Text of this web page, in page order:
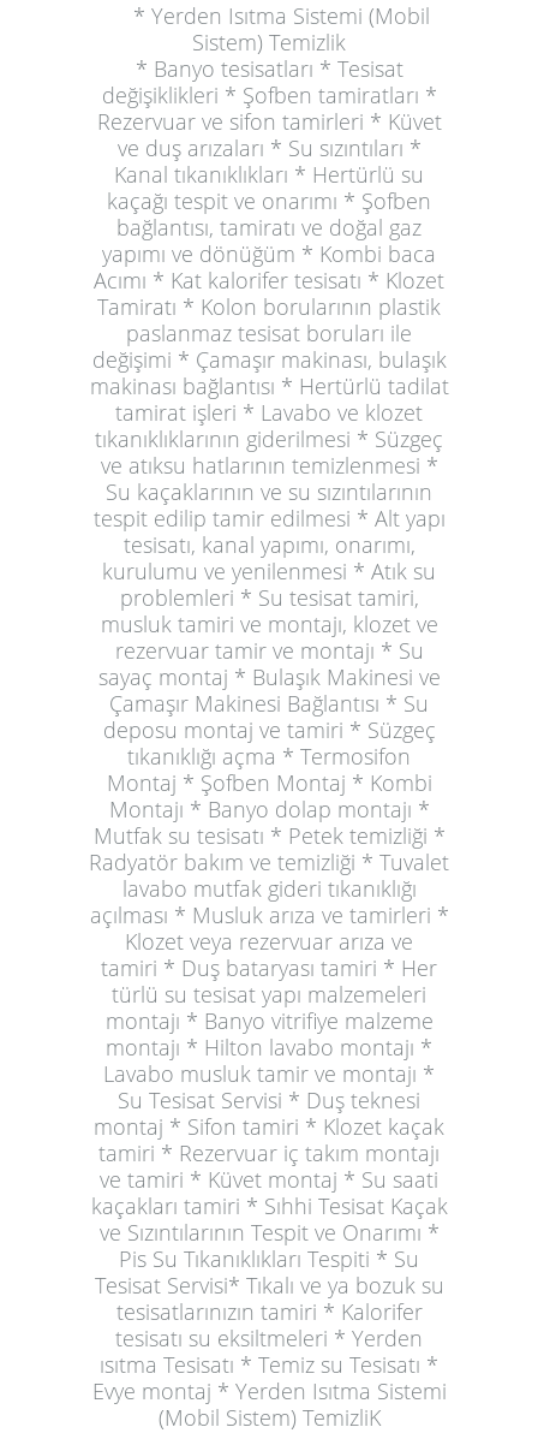
* Yerden Isıtma Sistemi (Mobil
Sistem) Temizlik
* Banyo tesisatları * Tesisat
değişiklikleri * Şofben tamiratları *
Rezervuar ve sifon tamirleri * Küvet
ve duş arızaları * Su sızıntıları *
Kanal tıkanıklıkları * Hertürlü su
kaçağı tespit ve onarımı * Şofben
bağlantısı, tamiratı ve doğal gaz
yapımı ve dönüğüm * Kombi baca
Acımı * Kat kalorifer tesisatı * Klozet
Tamiratı * Kolon borularının plastik
paslanmaz tesisat boruları ile
değişimi * Çamaşır makinası, bulaşık
makinası bağlantısı * Hertürlü tadilat
tamirat işleri * Lavabo ve klozet
tıkanıklıklarının giderilmesi * Süzgeç
ve atıksu hatlarının temizlenmesi *
Su kaçaklarının ve su sızıntılarının
tespit edilip tamir edilmesi * Alt yapı
tesisatı, kanal yapımı, onarımı,
kurulumu ve yenilenmesi * Atık su
problemleri * Su tesisat tamiri,
musluk tamiri ve montajı, klozet ve
rezervuar tamir ve montajı * Su
sayaç montaj * Bulaşık Makinesi ve
Çamaşır Makinesi Bağlantısı * Su
deposu montaj ve tamiri * Süzgeç
tıkanıklığı açma * Termosifon
Montaj * Şofben Montaj * Kombi
Montajı * Banyo dolap montajı *
Mutfak su tesisatı * Petek temizliği *
Radyatör bakım ve temizliği * Tuvalet
lavabo mutfak gideri tıkanıklığı
açılması * Musluk arıza ve tamirleri *
Klozet veya rezervuar arıza ve
tamiri * Duş bataryası tamiri * Her
türlü su tesisat yapı malzemeleri
montajı * Banyo vitrifiye malzeme
montajı * Hilton lavabo montajı *
Lavabo musluk tamir ve montajı *
Su Tesisat Servisi * Duş teknesi
montaj * Sifon tamiri * Klozet kaçak
tamiri * Rezervuar iç takım montajı
ve tamiri * Küvet montaj * Su saati
kaçakları tamiri * Sıhhi Tesisat Kaçak
ve Sızıntılarının Tespit ve Onarımı *
Pis Su Tıkanıklıkları Tespiti * Su
Tesisat Servisi* Tıkalı ve ya bozuk su
tesisatlarınızın tamiri * Kalorifer
tesisatı su eksiltmeleri * Yerden
ısıtma Tesisatı * Temiz su Tesisatı *
Evye montaj * Yerden Isıtma Sistemi
(Mobil Sistem) TemizliK